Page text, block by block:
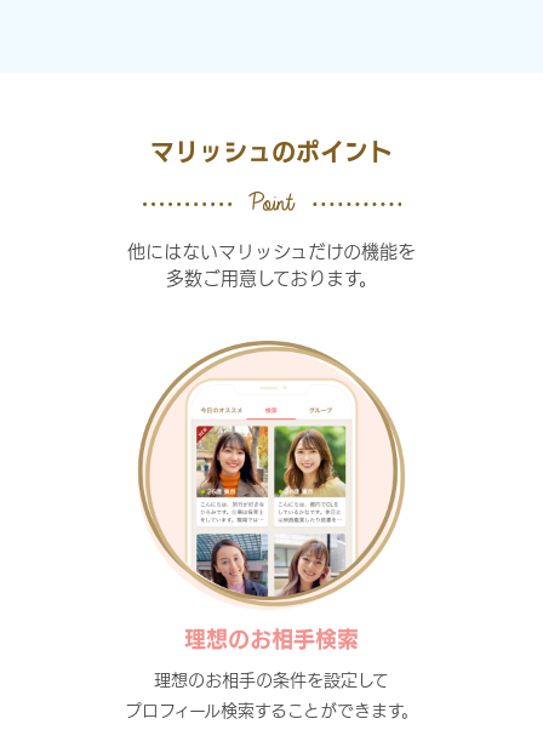
マリッシュのポイント
他にはないマリッシュだけの機能を
多数ご用意しております。
理想のお相手検索
理想のお相手の条件を設定して
プロフィール検索することができます。